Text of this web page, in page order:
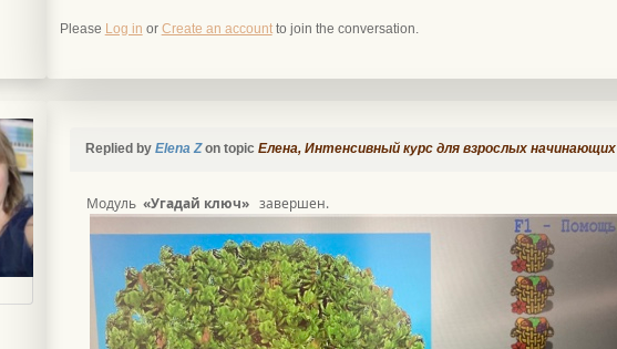
Please Log in or Create an accountto join the conversation.
Replied by Elena Zon topic Елена, Интенсивный курс для взрослых начинающих
Модуль «Угадай ключ»завершен.